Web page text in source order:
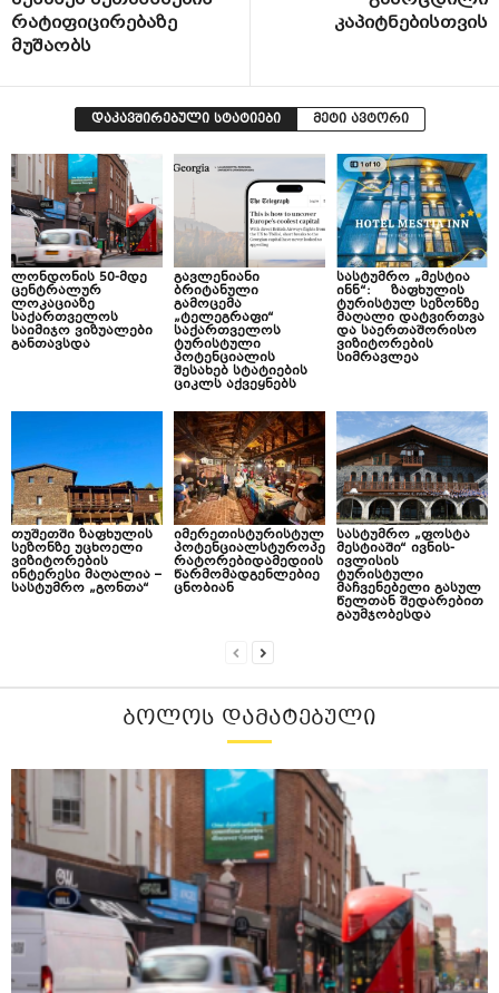
რატიფიცირებაზე
მუშაობს
კაპიტნებისთვის
დაკავშირებული სტატიები მეტი ავტორი
ლონდონის 50-მდე
ცენტრალურ
ლოკაციაზე
საქართველოს
საიმიჯო ვიზუალები
განთავსდა
გავლენიანი
ბრიტანული
გამოცემა
„ტელეგრაფი“
საქართველოს
ტურისტული
პოტენციალის
შესახებ სტატიების
ციკლს აქვეყნებს
სასტუმრო „მესტია
ინნ“: ზაფხულის
ტურისტულ სეზონზე
მაღალი დატვირთვა
და საერთაშორისო
ვიზიტორების
სიმრავლეა
თუშეთში ზაფხულის
სეზონზე უცხოელი
ვიზიტორების
ინტერესი მაღალია –
სასტუმრო „გონთა“
იმერეთისტურისტულ
პოტენციალსტუროპე
რატორებიდამედიის
წარმომადგენლებიე
ცნობიან
სასტუმრო „ფოსტა
მესტიაში“ ივნის-
ივლისის
ტურისტული
მაჩვენებელი გასულ
წელთან შედარებით
გაუმჯობესდა
ᲑᲝᲚᲝᲡ ᲓᲐᲛᲐᲢᲔᲑᲣᲚᲘ